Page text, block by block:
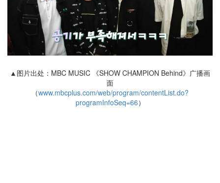
▲图片出处：MBC MUSIC 《SHOW CHAMPION Behind》广播画
面
（www.mbcplus.com/web/program/contentList.do?
programInfoSeq=66）